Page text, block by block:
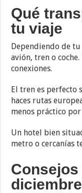
Qué
tu viaje
Dependiendo de
avión, tren o
conexiones.
El tren es perfecto
haces rutas
menos práctico
Un hotel bien
metro o cercanías